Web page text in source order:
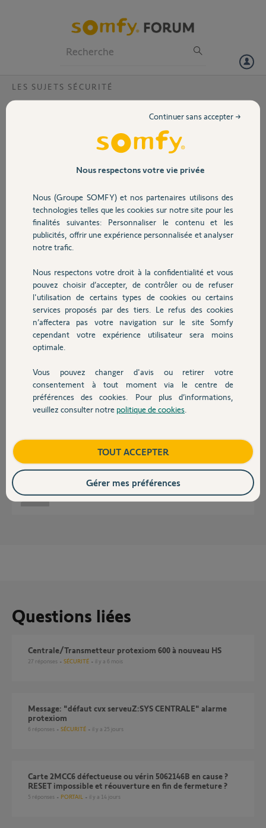
Volet
Sécurité
Domotique
Chauffage
Autres produits
Devis avec un pro
Contact
LES SUJETS SÉCURITÉ
Bonjour, Les éléments sont ils perdus après
Bonjour, après avoir réinitialisé le module IP, que faut-il reparamétrer
Elle ne va pas "perdre" tous les capteurs d'alarme ?
Merci,
Bernard M.
il y a plus d'un an
Réponses
Bonsoir Bernard
Non le module IP n'a aucune influence sur les capteurs.
protexiom-protexial
Merci Jacky. Réponse claire et rapide.
Cordialement.
Bernard M. il y a plus d'un an
Questions liées
Centrale/Transmetteur protexiom 600 à nouveau HS
27 réponses SÉCURITÉ il y a 6 mois
Message: "défaut cvx serveuZ:SYS CENTRALE" alarme
protexiom
6 réponses SÉCURITÉ il y a 25 jours
Carte 2MCC6 défectueuse ou vérin 5062146B en cause ?
RESET impossible et réouverture en fin de fermeture ?
5 réponses PORTAIL il y a 14 jours
Nous respectons votre vie privée
Nous (Groupe SOMFY) et nos partenaires utilisons des
technologies telles que les cookies sur notre site pour les
finalités suivantes: Personnaliser le contenu et les
publicités, offrir une expérience personnalisée et analyser
notre trafic.
Nous respectons votre droit à la confidentialité et vous
pouvez choisir d’accepter, de contrôler ou de refuser
l'utilisation de certains types de cookies ou certains
services proposés par des tiers. Le refus des cookies
n’affectera pas votre navigation sur le site Somfy
cependant votre expérience utilisateur sera moins
optimale.
Vous pouvez changer d'avis ou retirer votre
consentement à tout moment via le centre de
préférences des cookies. Pour plus d’informations,
veuillez consulter notre politique de cookies
Continuer sans accepter →
TOUT ACCEPTER
Gérer mes préférences